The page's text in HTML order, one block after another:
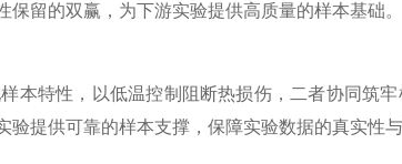
留的双赢，为下游实验提供高质量的样本基础。
特性，以低温控制阻断热损伤，二者协同筑牢
提供可靠的样本支撑，保障实验数据的真实性与